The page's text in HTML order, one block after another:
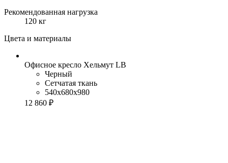
Рекомендованная нагрузка
120 кг
Цвета и материалы
Офисное кресло Хельмут LB
Черный
Сетчатая ткань
540x680x980
12 860 ₽